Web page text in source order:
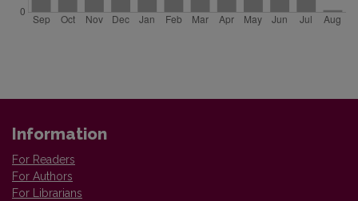
Information
For Readers
For Authors
For Librarians